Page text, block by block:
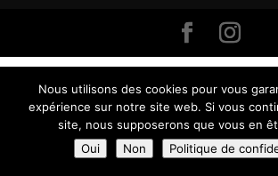
Nous utilisons des cookies pour vous
expérience sur notre site web. Si vous
site, nous supposerons que vous en
Oui
Non Politique de